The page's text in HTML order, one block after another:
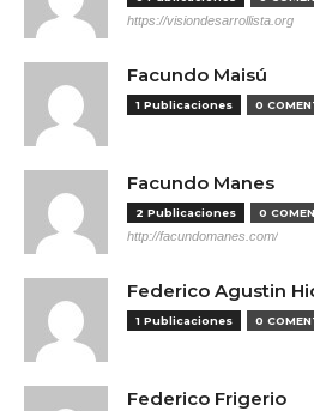
https://visiondesarrollista.org
Facundo Maisú
1 Publicaciones 0
Facundo Manes
2 Publicaciones 0
http://facundomanes.com/
Federico Agustin
1 Publicaciones 0
Federico Frigerio